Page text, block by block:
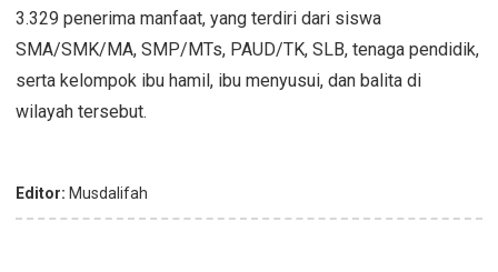
3.329 penerima manfaat, yang terdiri dari siswa
SMA/SMK/MA, SMP/MTs, PAUD/TK, SLB, tenaga pendidik,
serta kelompok ibu hamil, ibu menyusui, dan balita di
wilayah tersebut.
Editor: Musdalifah